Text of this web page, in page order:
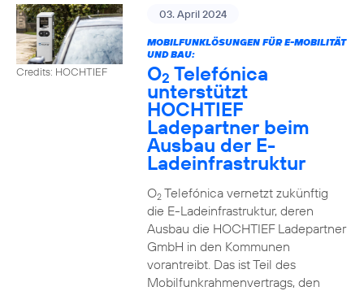
Credits: HOCHTIEF
03. April 2024
MOBILFUNKLÖSUNGEN FÜR E-MOBILITÄT
UND BAU:
O2 Telefónica
unterstützt
HOCHTIEF
Ladepartner beim
Ausbau der E-
Ladeinfrastruktur
O2Telefónica vernetzt zukünftig
die E-Ladeinfrastruktur, deren
Ausbau die HOCHTIEF Ladepartner
GmbH in den Kommunen
vorantreibt. Das ist Teil des
Mobilfunkrahmenvertrags, den